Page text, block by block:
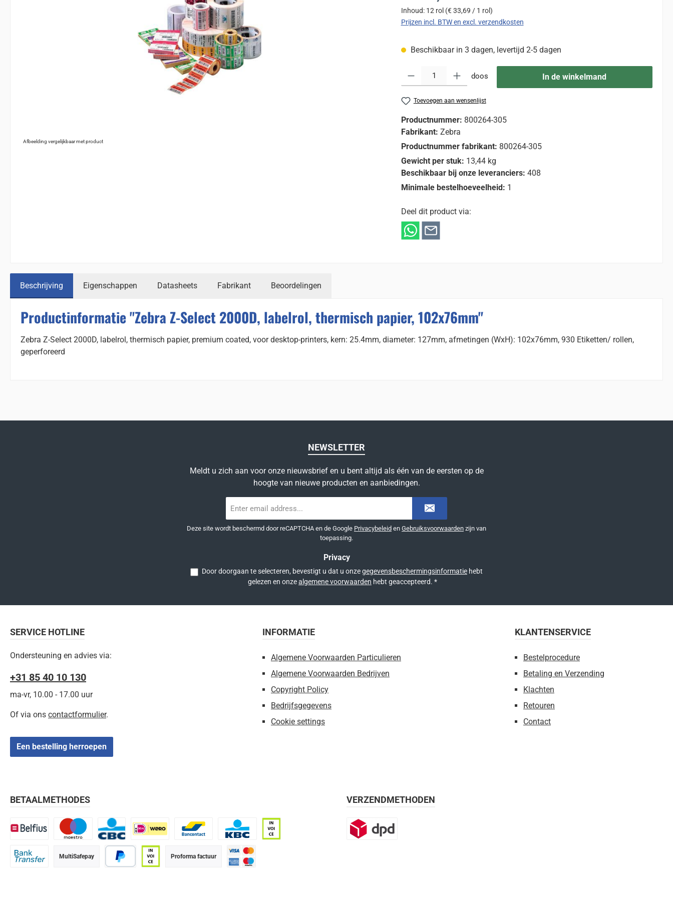
Afbeelding vergelijkbaar met product
Inhoud: 12 rol (€ 33,69 / 1 rol)
Prijzen incl. BTW en excl. verzendkosten
Beschikbaar in 3 dagen, levertijd 2-5 dagen
Producthoeveelheid: Voer de gewenste hoeveelheid in of gebruik de knoppen om de
doos In de winkelmand
Toevoegen aan wensenlijst
Productnummer: 800264-305
Fabrikant: Zebra
Productnummer fabrikant: 800264-305
Gewicht per stuk: 13,44 kg
Beschikbaar bij onze leveranciers: 408
Minimale bestelhoeveelheid: 1
Deel dit product via:
Beschrijving Eigenschappen Datasheets Fabrikant Beoordelingen
Productinformatie "Zebra Z-Select 2000D, labelrol, thermisch papier, 102x76mm"
Zebra Z-Select 2000D, labelrol, thermisch papier, premium coated, voor desktop-printers, kern: 25.4mm, diameter: 127mm, afmetingen (WxH): 102x76mm, 930 Etiketten/ rollen,
geperforeerd
NEWSLETTER
Meldt u zich aan voor onze nieuwsbrief en u bent altijd als één van de eersten op de
hoogte van nieuwe producten en aanbiedingen.
mailadres
Deze site wordt beschermd door reCAPTCHA en de Google Privacybeleid en Gebruiksvoorwaarden zijn van
toepassing.
Privacy
Door doorgaan te selecteren, bevestigt u dat u onzegegevensbeschermingsinformatie hebt
gelezen en onzealgemene voorwaarden hebt geaccepteerd. *
SERVICE HOTLINE
Ondersteuning en advies via:
+31 85 40 10 130
ma-vr, 10.00 - 17.00 uur
Of via ons contactformulier.
Een bestelling herroepen
INFORMATIE
Algemene Voorwaarden Particulieren
Algemene Voorwaarden Bedrijven
Copyright Policy
Bedrijfsgegevens
Cookie settings
KLANTENSERVICE
Bestelprocedure
Betaling en Verzending
Klachten
Retouren
Contact
BETAALMETHODES
iDEAL | Wero
MultiSafepay Proforma factuur
CBC
VERZENDMETHODEN